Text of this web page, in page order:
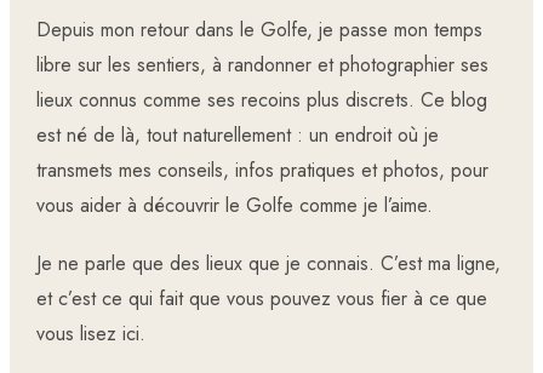
Depuis mon retour dans le Golfe, je passe mon temps
libre sur les sentiers, à randonner et photographier ses
lieux connus comme ses recoins plus discrets. Ce blog
est né de là, tout naturellement : un endroit où je
transmets mes conseils, infos pratiques et photos, pour
vous aider à découvrir le Golfe comme je l’aime.
Je ne parle que des lieux que je connais. C’est ma ligne,
et c’est ce qui fait que vous pouvez vous fier à ce que
vous lisez ici.